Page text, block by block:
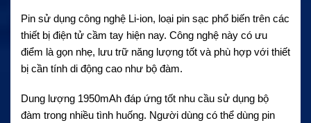
Pin sử dụng công nghệ Li-ion, loại pin sạc phổ biến trên các
thiết bị điện tử cầm tay hiện nay. Công nghệ này có ưu
điểm là gọn nhẹ, lưu trữ năng lượng tốt và phù hợp với thiết
bị cần tính di động cao như bộ đàm.
Dung lượng 1950mAh đáp ứng tốt nhu cầu sử dụng bộ
đàm trong nhiều tình huống. Người dùng có thể dùng pin